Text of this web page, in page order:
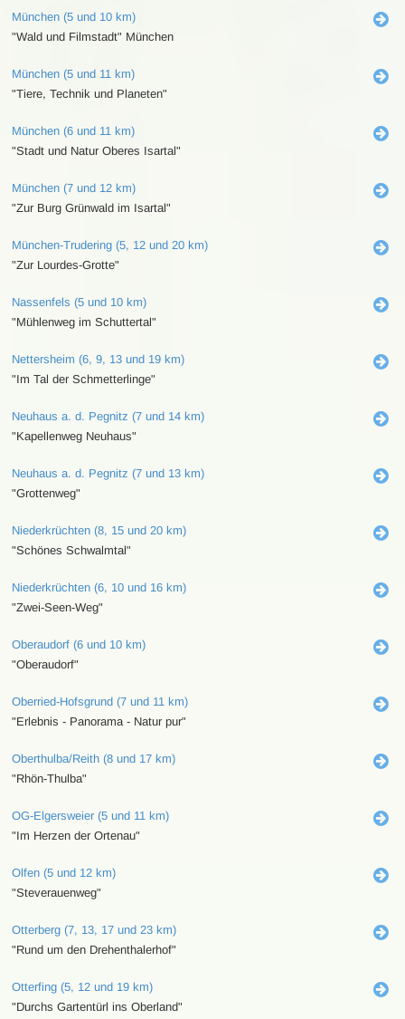
München (5 und 10 km)
"Wald und Filmstadt" München
München (5 und 11 km)
"Tiere, Technik und Planeten"
München (6 und 11 km)
"Stadt und Natur Oberes Isartal"
München (7 und 12 km)
"Zur Burg Grünwald im Isartal"
München-Trudering (5, 12 und 20 km)
"Zur Lourdes-Grotte"
Nassenfels (5 und 10 km)
"Mühlenweg im Schuttertal"
Nettersheim (6, 9, 13 und 19 km)
"Im Tal der Schmetterlinge"
Neuhaus a. d. Pegnitz (7 und 14 km)
"Kapellenweg Neuhaus"
Neuhaus a. d. Pegnitz (7 und 13 km)
"Grottenweg"
Niederkrüchten (8, 15 und 20 km)
"Schönes Schwalmtal"
Niederkrüchten (6, 10 und 16 km)
"Zwei-Seen-Weg"
Oberaudorf (6 und 10 km)
"Oberaudorf"
Oberried-Hofsgrund (7 und 11 km)
"Erlebnis - Panorama - Natur pur"
Oberthulba/Reith (8 und 17 km)
"Rhön-Thulba"
OG-Elgersweier (5 und 11 km)
"Im Herzen der Ortenau"
Olfen (5 und 12 km)
"Steverauenweg"
Otterberg (7, 13, 17 und 23 km)
"Rund um den Drehenthalerhof"
Otterfing (5, 12 und 19 km)
"Durchs Gartentürl ins Oberland"